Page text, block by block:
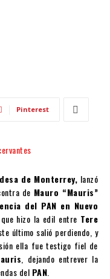
Pinterest
de Monterrey, lanzó
de Mauro “Mauris”
del PAN en Nuevo
que hizo la edil entre Tere
último salió perdiendo, y
ella fue testigo fiel de
, dejando entrever la
del PAN